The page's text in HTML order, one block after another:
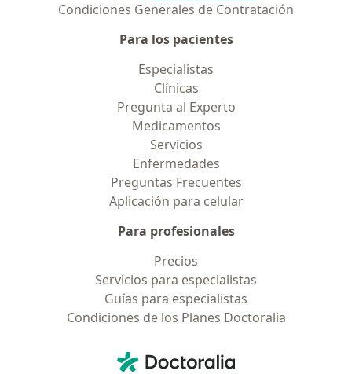
Condiciones Generales de Contratación
Para los pacientes
Especialistas
Clínicas
Pregunta al Experto
Medicamentos
Servicios
Enfermedades
Preguntas Frecuentes
Aplicación para celular
Para profesionales
Precios
Servicios para especialistas
Guías para especialistas
Condiciones de los Planes Doctoralia
Doctoralia - Página de inicio